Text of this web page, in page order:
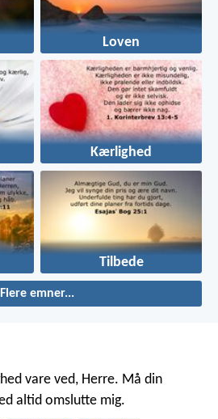
Loven
Kærlighed
Tilbede
Flere emner...
vare ved, Herre. Må din
altid omslutte mig.